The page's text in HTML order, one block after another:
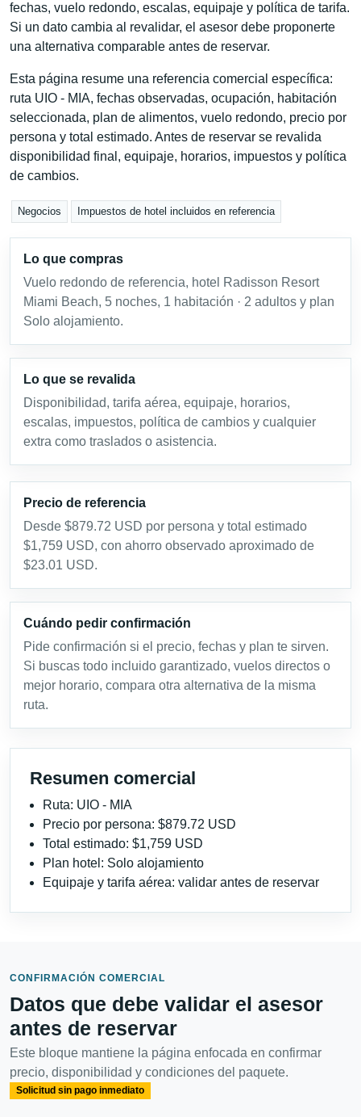
fechas, vuelo redondo, escalas, equipaje y política de tarifa.
Si un dato cambia al revalidar, el asesor debe proponerte
una alternativa comparable antes de reservar.
Esta página resume una referencia comercial específica:
ruta UIO - MIA, fechas observadas, ocupación, habitación
seleccionada, plan de alimentos, vuelo redondo, precio por
persona y total estimado. Antes de reservar se revalida
disponibilidad final, equipaje, horarios, impuestos y política
de cambios.
Negocios Impuestos de hotel incluidos en referencia
Lo que compras
Vuelo redondo de referencia, hotel Radisson Resort
Miami Beach, 5 noches, 1 habitación · 2 adultos y plan
Solo alojamiento.
Lo que se revalida
Disponibilidad, tarifa aérea, equipaje, horarios,
escalas, impuestos, política de cambios y cualquier
extra como traslados o asistencia.
Precio de referencia
Desde $879.72 USD por persona y total estimado
$1,759 USD, con ahorro observado aproximado de
$23.01 USD.
Cuándo pedir confirmación
Pide confirmación si el precio, fechas y plan te sirven.
Si buscas todo incluido garantizado, vuelos directos o
mejor horario, compara otra alternativa de la misma
ruta.
Resumen comercial
Ruta: UIO - MIA
Precio por persona: $879.72 USD
Total estimado: $1,759 USD
Plan hotel: Solo alojamiento
Equipaje y tarifa aérea: validar antes de reservar
CONFIRMACIÓN COMERCIAL
Datos que debe validar el asesor
antes de reservar
Este bloque mantiene la página enfocada en confirmar
precio, disponibilidad y condiciones del paquete.
Solicitud sin pago inmediato